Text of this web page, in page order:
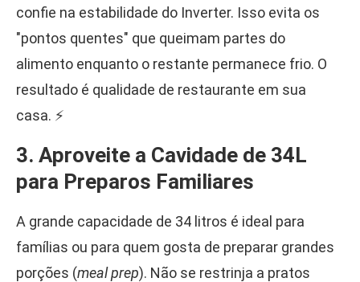
confie na estabilidade do Inverter. Isso evita os
"pontos quentes" que queimam partes do
alimento enquanto o restante permanece frio. O
resultado é qualidade de restaurante em sua
casa. ⚡
3. Aproveite a Cavidade de 34L
para Preparos Familiares
A grande capacidade de 34 litros é ideal para
famílias ou para quem gosta de preparar grandes
porções (meal prep). Não se restrinja a pratos